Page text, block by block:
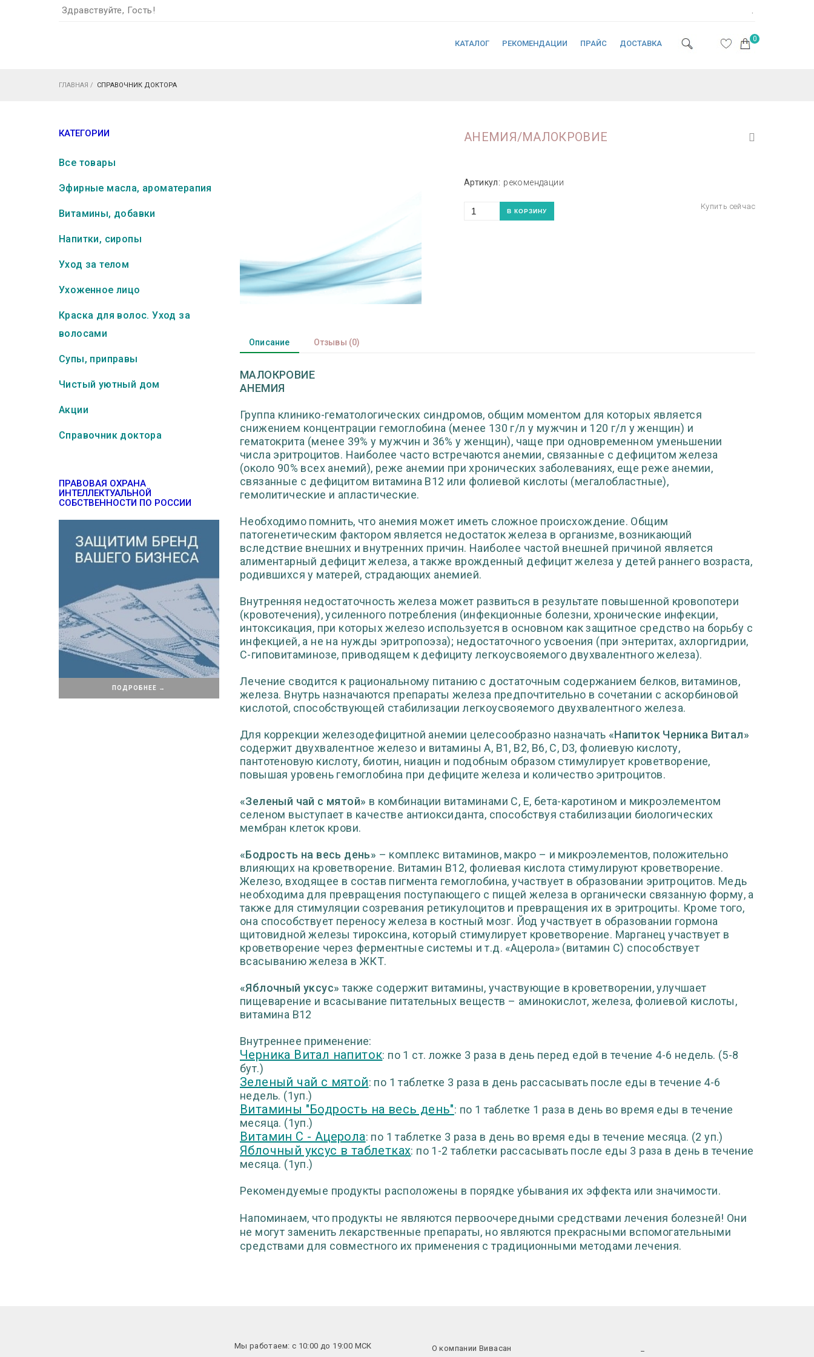
Здравствуйте, Гость! .
КАТАЛОГ РЕКОМЕНДАЦИИ ПРАЙС ДОСТАВКА 0
ГЛАВНАЯ / СПРАВОЧНИК ДОКТОРА
АНЕМИЯ/МАЛОКРОВИЕ
Артикул: рекомендации
Описание Отзывы (0)
МАЛОКРОВИЕ
АНЕМИЯ
Группа клинико-гематологических синдромов, общим моментом для которых является
снижением концентрации гемоглобина (менее 130 г/л у мужчин и 120 г/л у женщин) и
гематокрита (менее 39% у мужчин и 36% у женщин), чаще при одновременном уменьшении
числа эритроцитов. Наиболее часто встречаются анемии, связанные с дефицитом железа
(около 90% всех анемий), реже анемии при хронических заболеваниях, еще реже анемии,
связанные с дефицитом витамина В12 или фолиевой кислоты (мегалобластные),
гемолитические и апластические.
Необходимо помнить, что анемия может иметь сложное происхождение. Общим
патогенетическим фактором является недостаток железа в организме, возникающий
вследствие внешних и внутренних причин. Наиболее частой внешней причиной является
алиментарный дефицит железа, а также врожденный дефицит железа у детей раннего возраста,
родившихся у матерей, страдающих анемией.
Внутренняя недостаточность железа может развиться в результате повышенной кровопотери
(кровотечения), усиленного потребления (инфекционные болезни, хронические инфекции,
интоксикация, при которых железо используется в основном как защитное средство на борьбу с
инфекцией, а не на нужды эритропоэза); недостаточного усвоения (при энтеритах, ахлоргидрии,
С-гиповитаминозе, приводящем к дефициту легкоусвояемого двухвалентного железа).
Лечение сводится к рациональному питанию с достаточным содержанием белков, витаминов,
железа. Внутрь назначаются препараты железа предпочтительно в сочетании с аскорбиновой
кислотой, способствующей стабилизации легкоусвояемого двухвалентного железа.
Для коррекции железодефицитной анемии целесообразно назначать «Напиток Черника Витал»
содержит двухвалентное железо и витамины А, В1, В2, В6, С, D3, фолиевую кислоту,
пантотеновую кислоту, биотин, ниацин и подобным образом стимулирует кроветворение,
повышая уровень гемоглобина при дефиците железа и количество эритроцитов.
«Зеленый чай с мятой» в комбинации витаминами С, Е, бета-каротином и микроэлементом
селеном выступает в качестве антиоксиданта, способствуя стабилизации биологических
мембран клеток крови.
«Бодрость на весь день» – комплекс витаминов, макро – и микроэлементов, положительно
влияющих на кроветворение. Витамин В12, фолиевая кислота стимулируют кроветворение.
Железо, входящее в состав пигмента гемоглобина, участвует в образовании эритроцитов. Медь
необходима для превращения поступающего с пищей железа в органически связанную форму, а
также для стимуляции созревания ретикулоцитов и превращения их в эритроциты. Кроме того,
она способствует переносу железа в костный мозг. Йод участвует в образовании гормона
щитовидной железы тироксина, который стимулирует кроветворение. Марганец участвует в
кроветворение через ферментные системы и т.д. «Ацерола» (витамин С) способствует
всасыванию железа в ЖКТ.
«Яблочный уксус» также содержит витамины, участвующие в кроветворении, улучшает
пищеварение и всасывание питательных веществ – аминокислот, железа, фолиевой кислоты,
витамина В12
Внутреннее применение:
Черника Витал напиток: по 1 ст. ложке 3 раза в день перед едой в течение 4-6 недель. (5-8
бут.)
Зеленый чай с мятой: по 1 таблетке 3 раза в день рассасывать после еды в течение 4-6
недель. (1уп.)
Витамины "Бодрость на весь день": по 1 таблетке 1 раза в день во время еды в течение
месяца. (1уп.)
Витамин С - Ацерола: по 1 таблетке 3 раза в день во время еды в течение месяца. (2 уп.)
Яблочный уксус в таблетках: по 1-2 таблетки рассасывать после еды 3 раза в день в течение
месяца. (1уп.)
Рекомендуемые продукты расположены в порядке убывания их эффекта или значимости.
Напоминаем, что продукты не являются первоочередными средствами лечения болезней! Они
не могут заменить лекарственные препараты, но являются прекрасными вспомогательными
средствами для совместного их применения с традиционными методами лечения.
КАТЕГОРИИ
Все товары
Эфирные масла, ароматерапия
Витамины, добавки
Напитки, сиропы
Уход за телом
Ухоженное лицо
Краска для волос. Уход за
волосами
Супы, приправы
Чистый уютный дом
Акции
Справочник доктора
ПРАВОВАЯ ОХРАНА
ИНТЕЛЛЕКТУАЛЬНОЙ
СОБСТВЕННОСТИ ПО РОССИИ
ПОДРОБНЕЕ →
Мы работаем: с 10:00 до 19:00 МСК
О компании Вивасан